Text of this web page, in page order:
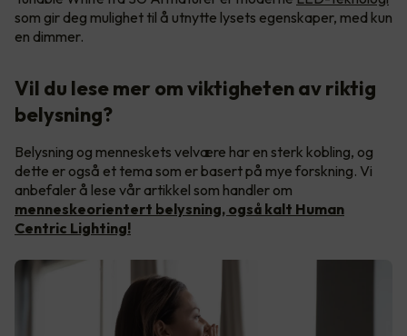
som gir deg mulighet til å utnytte lysets egenskaper, med kun
en dimmer.
Vil du lese mer om viktigheten av riktig
belysning?
Belysning og menneskets velvære har en sterk kobling, og
dette er også et tema som er basert på mye forskning. Vi
anbefaler å lese vår artikkel som handler om
menneskeorientert belysning, også kalt Human
Centric Lighting!